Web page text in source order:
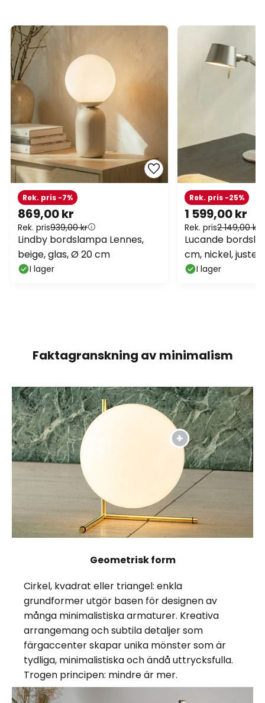
869,00 kr
Rek. pris939,00 kr
Rek. pris -7%
Lindby bordslampa Lennes,
beige, glas, Ø 20 cm
I lager
1 599,00 kr
Rek. pris2 149,00 kr
Rek. pris -25%
Lucande
cm, nickel,
I lager
Faktagranskning av minimalism
Geometrisk form
Cirkel, kvadrat eller triangel: enkla
grundformer utgör basen för designen av
många minimalistiska armaturer. Kreativa
arrangemang och subtila detaljer som
färgaccenter skapar unika mönster som är
tydliga, minimalistiska och ändå uttrycksfulla.
Trogen principen: mindre är mer.